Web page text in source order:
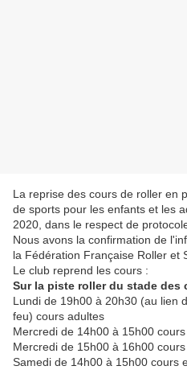
La reprise des cours de roller en
de sports pour les enfants et les
2020, dans le respect de
Nous avons la confirmation de
la Fédération Française Roller et
Le club reprend les cours :
Sur la piste roller du stade des
Lundi de 19h00 à 20h30 (au lien
feu) cours adultes
Mercredi de 14h00 à 15h00
Mercredi de 15h00 à 16h00
Samedi de 14h00 à 15h00 cours